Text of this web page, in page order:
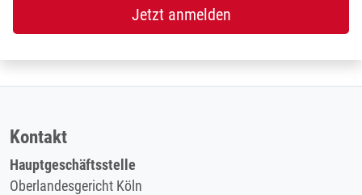
Jetzt anmelden
Kontakt
Hauptgeschäftsstelle
Oberlandesgericht Köln